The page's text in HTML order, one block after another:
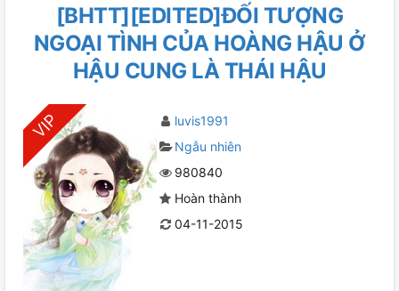
[BHTT][EDITED]ĐỐI TƯỢNG
NGOẠI TÌNH CỦA HOÀNG HẬU Ở
HẬU CUNG LÀ THÁI HẬU
luvis1991
Ngẫu nhiên
980840
Hoàn thành
04-11-2015